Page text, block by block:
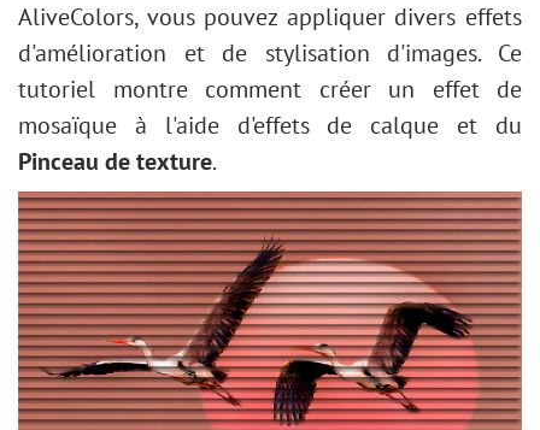
AliveColors, vous pouvez appliquer divers effets
d'amélioration et de stylisation d'images. Ce
tutoriel montre comment créer un effet de
mosaïque à l'aide d'effets de calque et du
Pinceau de texture.